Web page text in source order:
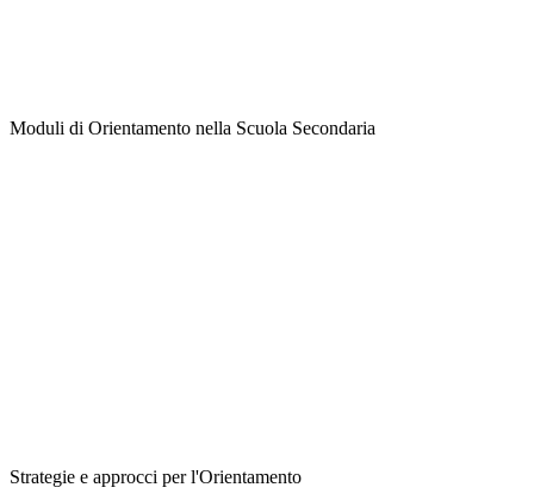
Moduli di Orientamento nella Scuola Secondaria
Strategie e approcci per l'Orientamento